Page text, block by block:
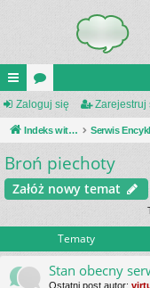
UI
C
K
_L
or
a
Zaloguj się Zarejestruj
Indeks witryny
Broń piechoty
Załóż nowy temat
Tematy
Stan obecny
Ostatni post autor: